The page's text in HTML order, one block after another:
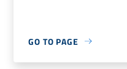
GO TO PAGE